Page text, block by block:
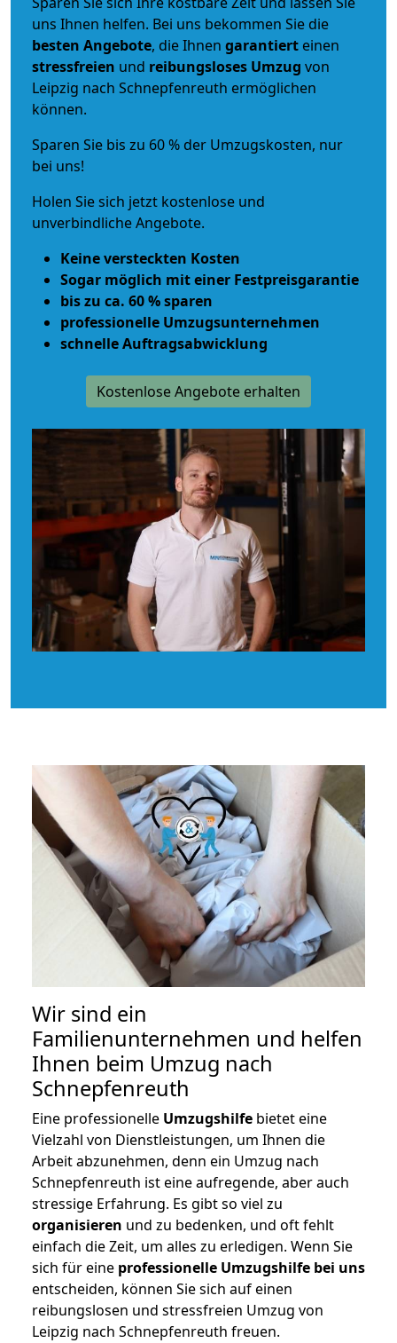
uns Ihnen helfen. Bei uns bekommen Sie die
besten Angebote, die Ihnen garantiert einen
stressfreien und reibungsloses Umzug von
Leipzig nach Schnepfenreuth ermöglichen
können.
Sparen Sie bis zu 60 % der Umzugskosten, nur
bei uns!
Holen Sie sich jetzt kostenlose und
unverbindliche Angebote.
Keine versteckten Kosten
Sogar möglich mit einer Festpreisgarantie
bis zu ca. 60 % sparen
professionelle Umzugsunternehmen
schnelle Auftragsabwicklung
Kostenlose Angebote erhalten
Wir sind ein
Familienunternehmen und helfen
Ihnen beim Umzug nach
Schnepfenreuth
Eine professionelle Umzugshilfe bietet eine
Vielzahl von Dienstleistungen, um Ihnen die
Arbeit abzunehmen, denn ein Umzug nach
Schnepfenreuth ist eine aufregende, aber auch
stressige Erfahrung. Es gibt so viel zu
organisieren und zu bedenken, und oft fehlt
einfach die Zeit, um alles zu erledigen. Wenn Sie
sich für eine professionelle Umzugshilfe bei uns
entscheiden, können Sie sich auf einen
reibungslosen und stressfreien Umzug von
Leipzig nach Schnepfenreuth freuen.